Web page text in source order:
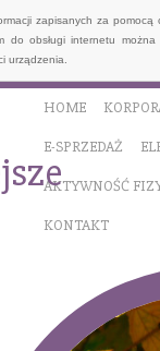
zapisanych za
do obsługi internetu
urządzenia.
HOME
E-SPRZEDAŻ
AKTYWNOŚĆ
KONTAKT